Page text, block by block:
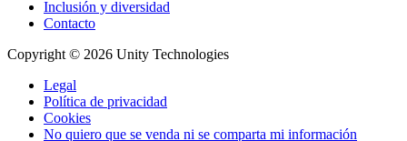
Inclusión y diversidad
Contacto
Copyright © 2026 Unity Technologies
Legal
Política de privacidad
Cookies
No quiero que se venda ni se comparta mi información